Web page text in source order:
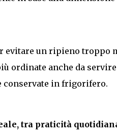
evitare un ripieno troppo
ordinate anche da
conservate in frigorifero.
tra praticità